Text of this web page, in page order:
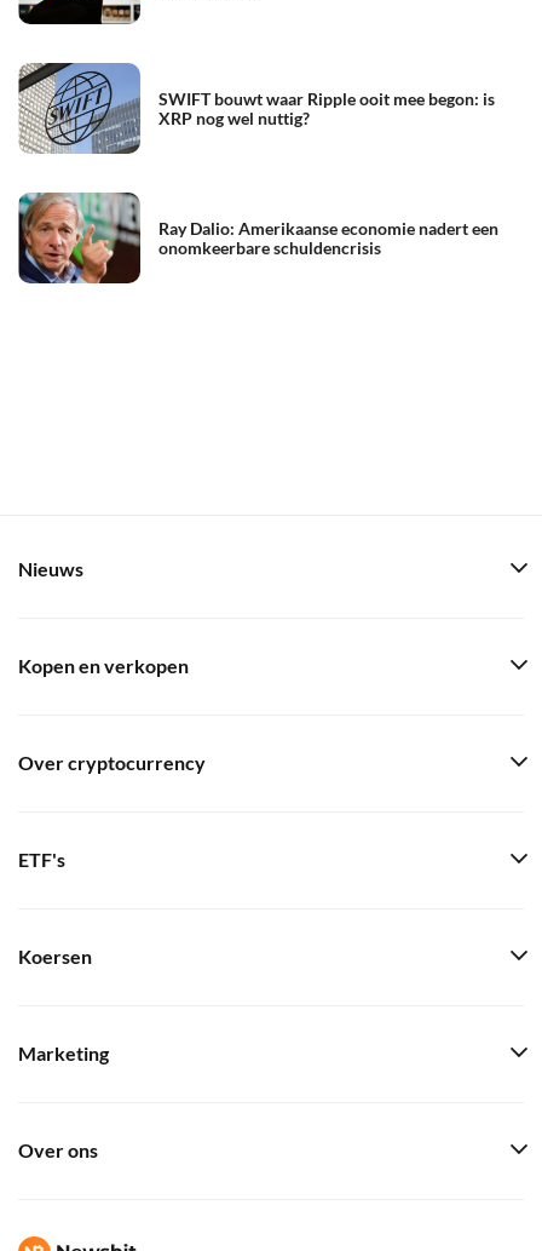
SWIFT bouwt waar Ripple ooit mee begon: is
XRP nog wel nuttig?
Ray Dalio: Amerikaanse economie nadert een
onomkeerbare schuldencrisis
Nieuws
Kopen en verkopen
Over cryptocurrency
ETF's
Koersen
Marketing
Over ons